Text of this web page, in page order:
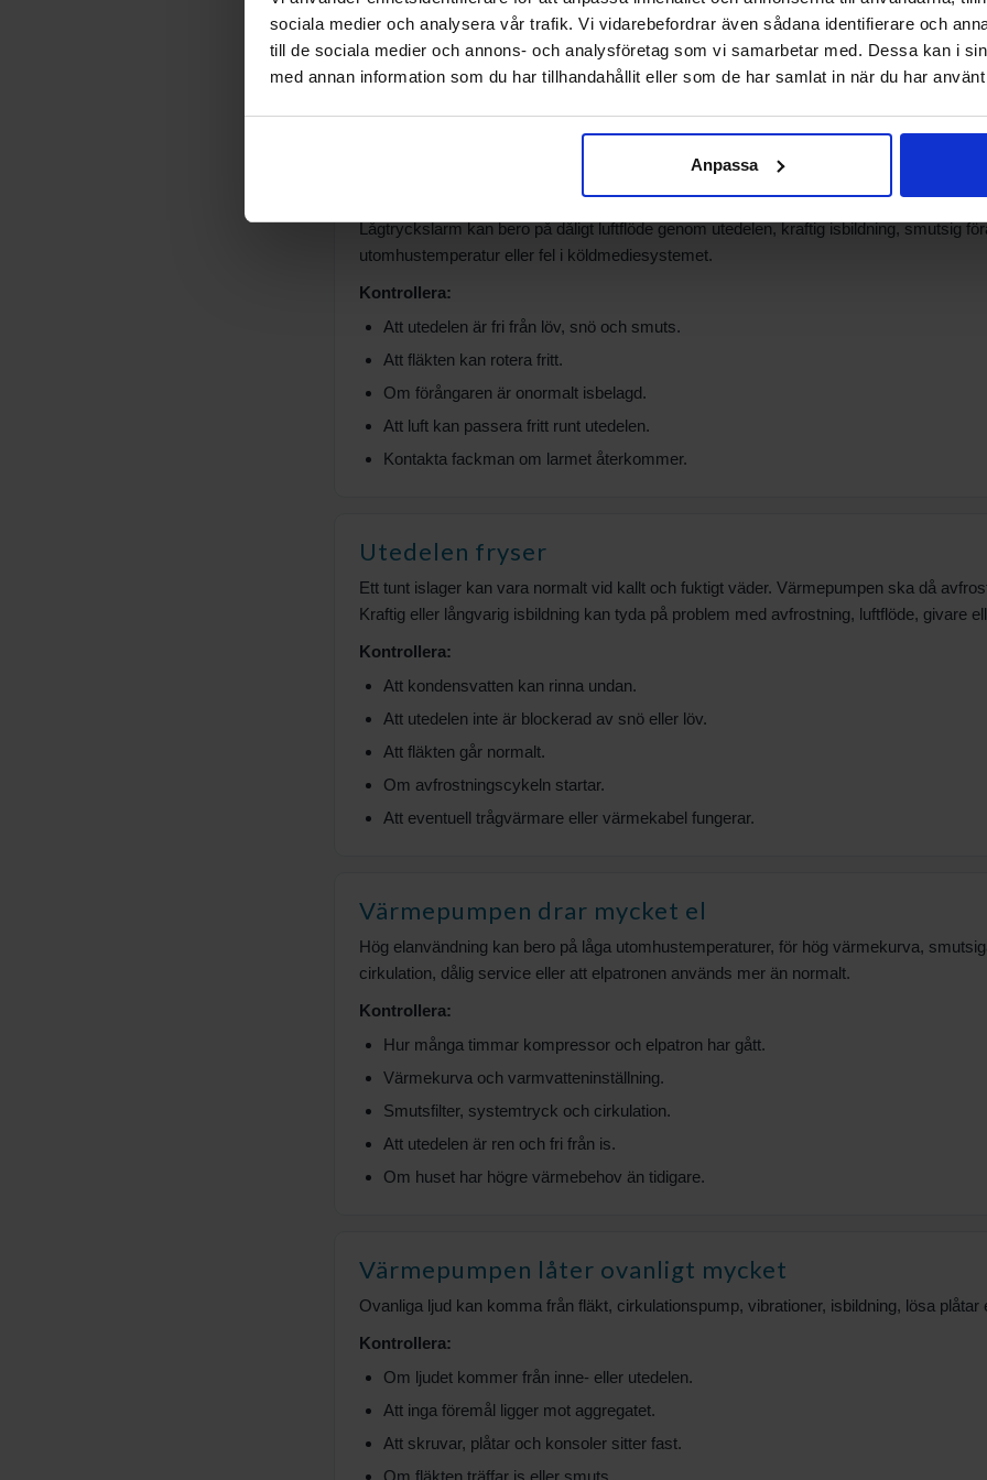
sociala medier och analysera vår trafik. Vi vidarebefordrar även sådana identifierare och
till de sociala medier och annons- och analysföretag som vi samarbetar med. Dessa kan i
med annan information som du har tillhandahållit eller som de har samlat in när du har
Anpassa
Att systemet är avluftat och har rätt tryck.
Att cirkulationspumpen går.
Lågtryckslarm kan bero på dåligt luftflöde genom utedelen, kraftig isbildning, smutsig
utomhustemperatur eller fel i köldmediesystemet.
Kontrollera:
Att utedelen är fri från löv, snö och smuts.
Att fläkten kan rotera fritt.
Om förångaren är onormalt isbelagd.
Att luft kan passera fritt runt utedelen.
Kontakta fackman om larmet återkommer.
Utedelen fryser
Ett tunt islager kan vara normalt vid kallt och fuktigt väder. Värmepumpen ska då
Kraftig eller långvarig isbildning kan tyda på problem med avfrostning, luftflöde, givare
Kontrollera:
Att kondensvatten kan rinna undan.
Att utedelen inte är blockerad av snö eller löv.
Att fläkten går normalt.
Om avfrostningscykeln startar.
Att eventuell trågvärmare eller värmekabel fungerar.
Värmepumpen drar mycket el
Hög elanvändning kan bero på låga utomhustemperaturer, för hög värmekurva,
cirkulation, dålig service eller att elpatronen används mer än normalt.
Kontrollera:
Hur många timmar kompressor och elpatron har gått.
Värmekurva och varmvatteninställning.
Smutsfilter, systemtryck och cirkulation.
Att utedelen är ren och fri från is.
Om huset har högre värmebehov än tidigare.
Värmepumpen låter ovanligt mycket
Ovanliga ljud kan komma från fläkt, cirkulationspump, vibrationer, isbildning, lösa plåtar
Kontrollera:
Om ljudet kommer från inne- eller utedelen.
Att inga föremål ligger mot aggregatet.
Att skruvar, plåtar och konsoler sitter fast.
Om fläkten träffar is eller smuts.